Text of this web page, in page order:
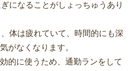
になることがしょっちゅうあり
体は疲れていて、時間的にも深
がなくなります。
的に使うため、通勤ランをして